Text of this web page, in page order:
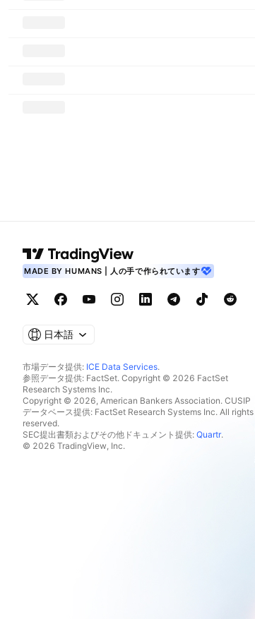
MADE BY HUMANS | 人の手で作られています
日本語
市場データ提供: ICE Data Services.
参照データ提供: FactSet. Copyright © 2026 FactSet
Research Systems Inc.
Copyright © 2026, American Bankers Association. CUSIP
データベース提供: FactSet Research Systems Inc. All rights
reserved.
SEC提出書類およびその他ドキュメント提供: Quartr.
© 2026 TradingView, Inc.